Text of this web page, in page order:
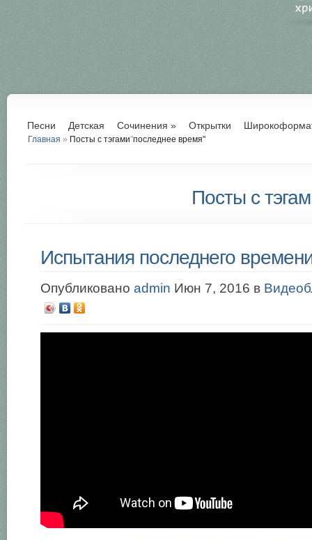
Песни Детская Сочинения » Открытки
Главная » Посты с тэгами"последнее время"
Посты с
Испытания последнего
Опубликовано admin Июн 7, 2016 в